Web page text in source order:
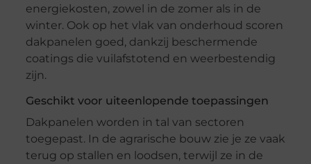
energiekosten, zowel in de zomer als in de
winter. Ook op het vlak van onderhoud scoren
dakpanelen goed, dankzij beschermende
coatings die vuilafstotend en weerbestendig
zijn.
Geschikt voor uiteenlopende toepassingen
Dakpanelen worden in tal van sectoren
toegepast. In de agrarische bouw zie je ze vaak
terug op stallen en loodsen, terwijl ze in de